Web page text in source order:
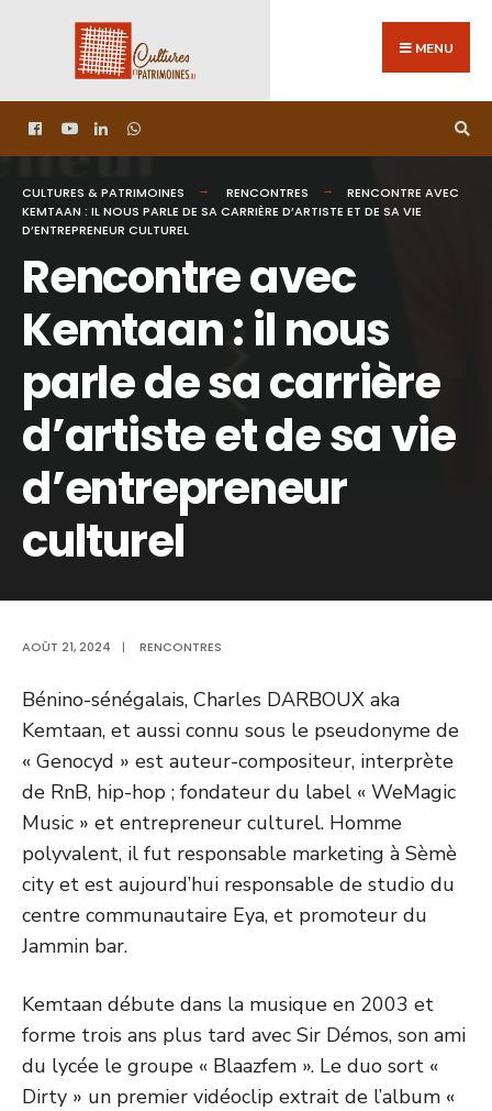
MENU
CULTURES & PATRIMOINES RENCONTRES
RENCONTRE AVEC
KEMTAAN : IL NOUS PARLE DE SA CARRIÈRE D’ARTISTE ET DE SA VIE
D’ENTREPRENEUR CULTUREL
Rencontre avec
Kemtaan : il nous
parle de sa carrière
d’artiste et de sa vie
d’entrepreneur
culturel
AOÛT 21, 2024 | RENCONTRES
Bénino-sénégalais, Charles DARBOUX aka
Kemtaan, et aussi connu sous le pseudonyme de
« Genocyd » est auteur-compositeur, interprète
de RnB, hip-hop ; fondateur du label « WeMagic
Music » et entrepreneur culturel. Homme
polyvalent, il fut responsable marketing à Sèmè
city et est aujourd’hui responsable de studio du
centre communautaire Eya, et promoteur du
Jammin bar.
Kemtaan débute dans la musique en 2003 et
forme trois ans plus tard avec Sir Démos, son ami
du lycée le groupe « Blaazfem ». Le duo sort «
Dirty » un premier vidéoclip extrait de l’album «